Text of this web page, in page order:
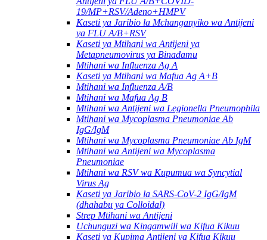
19/MP+RSV/Adeno+HMPV
Kaseti ya Jaribio la Mchanganyiko wa Antijeni
ya FLU A/B+RSV
Kaseti ya Mtihani wa Antijeni ya
Metapneumovirus ya Binadamu
Mtihani wa Influenza Ag A
Kaseti ya Mtihani wa Mafua Ag A+B
Mtihani wa Influenza A/B
Mtihani wa Mafua Ag B
Mtihani wa Antijeni wa Legionella Pneumophila
Mtihani wa Mycoplasma Pneumoniae Ab
IgG/IgM
Mtihani wa Mycoplasma Pneumoniae Ab IgM
Mtihani wa Antijeni wa Mycoplasma
Pneumoniae
Mtihani wa RSV wa Kupumua wa Syncytial
Virus Ag
Kaseti ya Jaribio la SARS-CoV-2 IgG/IgM
(dhahabu ya Colloidal)
Strep Mtihani wa Antijeni
Uchunguzi wa Kingamwili wa Kifua Kikuu
Kaseti ya Kupima Antijeni ya Kifua Kikuu